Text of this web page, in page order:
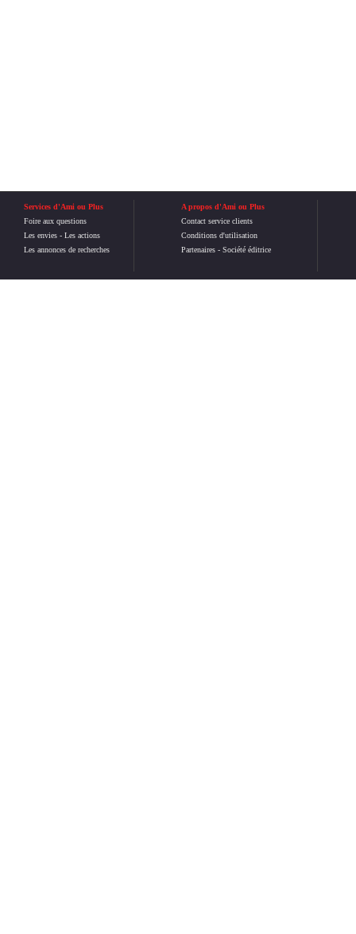
Services d'Ami ou Plus
Foire aux questions
Les envies - Les actions
Les annonces de recherches
A propos d'Ami ou Plus
Contact service clients
Conditions d'utilisation
Partenaires- Société éditrice